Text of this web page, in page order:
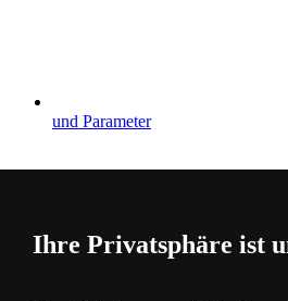
und Parameter
Ihre Privatsphäre ist